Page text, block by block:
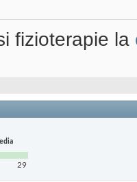
fizioterapie la
29